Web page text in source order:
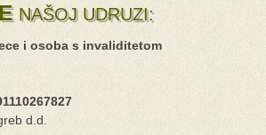
NAŠOJ UDRUZI:
i osoba s invaliditetom
d.d.